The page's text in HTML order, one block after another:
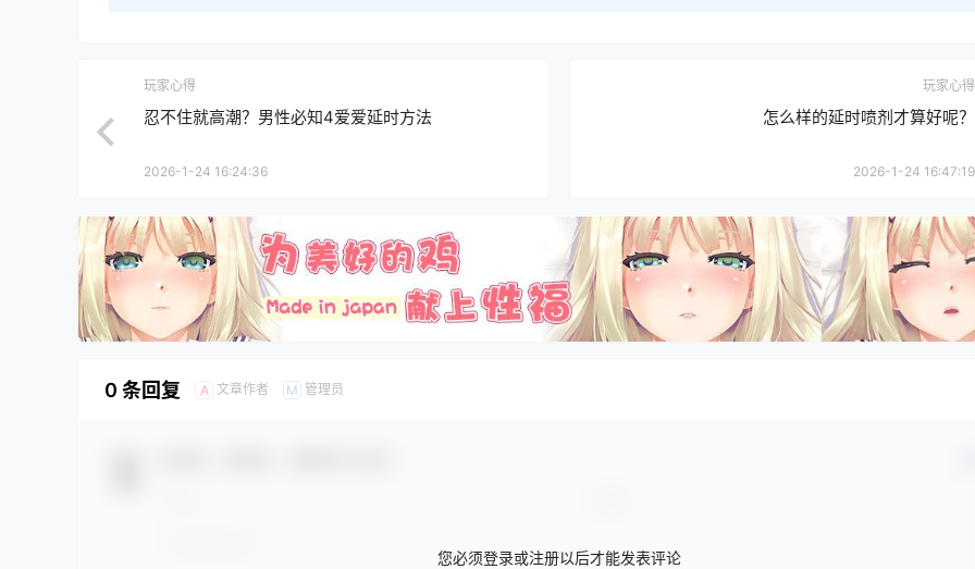
玩家心得
忍不住就高潮？男性必知4爱爱延时方法
2026-1-24 16:24:36
玩家心得
怎么样的延时喷剂才算好呢？
2026-1-24 16:47:19
0 条回复 A 文章作者 M 管理员
您必须登录或注册以后才能发表评论